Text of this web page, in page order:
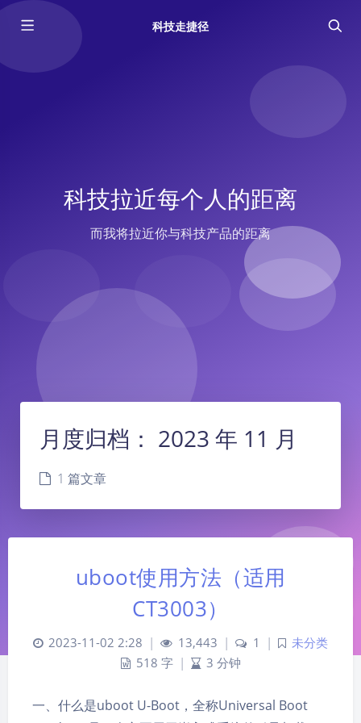
科技走捷径
科技拉近每个人的距离
而我将拉近你与科技产品的距离
月度归档： 2023 年 11 月
1 篇文章
uboot使用方法（适用
CT3003）
2023-11-02 2:28 | 13,443 | 1 |
未分类
518 字 | 3 分钟
一、什么是uboot U-Boot，全称Universal Boot